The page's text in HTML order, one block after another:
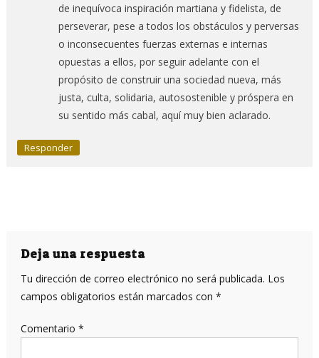
de inequívoca inspiración martiana y fidelista, de
perseverar, pese a todos los obstáculos y perversas
o inconsecuentes fuerzas externas e internas
opuestas a ellos, por seguir adelante con el
propósito de construir una sociedad nueva, más
justa, culta, solidaria, autosostenible y próspera en
su sentido más cabal, aquí muy bien aclarado.
Responder
Deja una respuesta
Tu dirección de correo electrónico no será publicada. Los
campos obligatorios están marcados con *
Comentario *